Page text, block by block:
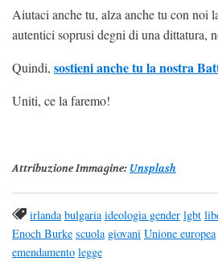
Aiutaci anche tu, alza anche tu con noi
autentici soprusi degni di una dittatura,
Quindi, sostieni anche tu la nostra
Uniti, ce la faremo!
Attribuzione Immagine: Unsplash
irlanda bulgaria ideologia gender lgbt
Enoch Burke scuola giovani Unione europea
emendamento legge